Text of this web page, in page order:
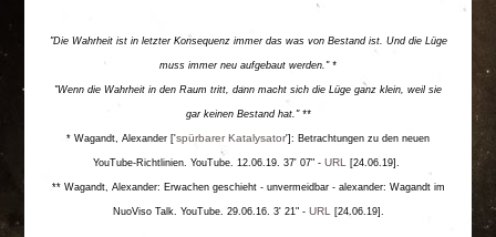
"Die Wahrheit ist in letzter Konsequenz immer das was von Bestand ist. Und die Lüge
muss immer neu aufgebaut werden." *
"Wenn die Wahrheit in den Raum tritt, dann macht sich die Lüge ganz klein, weil sie
gar keinen Bestand hat." **
* Wagandt, Alexander ['spürbarer Katalysator']: Betrachtungen zu den neuen
YouTube-Richtlinien. YouTube. 12.06.19. 37' 07" - URL [24.06.19]
** Wagandt, Alexander: Erwachen geschieht - unvermeidbar - alexander: Wagandt im
NuoViso Talk. YouTube. 29.06.16. 3' 21" - URL [24.06.19].